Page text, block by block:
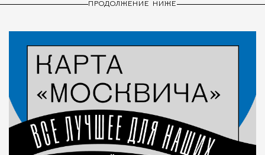
ПРОДОЛЖЕНИЕ НИЖЕ